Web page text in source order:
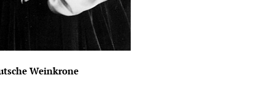
Mosel) die deutsche Weinkrone